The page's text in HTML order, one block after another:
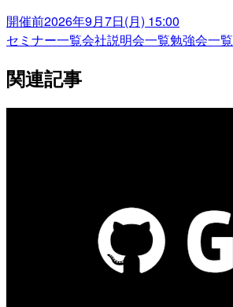
開催前2026年9月7日(月) 15:00
セミナー一覧会社説明会一覧勉強会一覧
関連記事